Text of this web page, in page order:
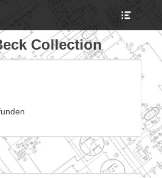
Collection